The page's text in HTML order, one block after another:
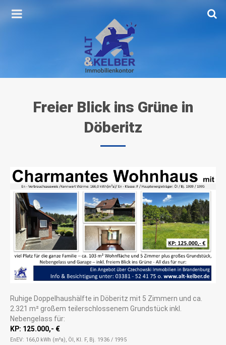
Freier Blick ins Grüne in
Döberitz
Ruhige Doppelhaushälfte in Döberitz mit 5 Zimmern und ca.
2.321 m² großem teilerschlossenem Grundstück inkl.
Nebengelass für:
KP: 125.000,- €
EnEV: 166,0 kWh (m²a), Öl, Kl. F, Bj. 1936 / 1995